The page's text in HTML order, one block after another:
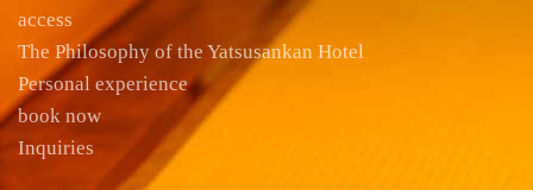
access
The Philosophy of the Yatsusankan Hotel
Personal experience
book now
Inquiries